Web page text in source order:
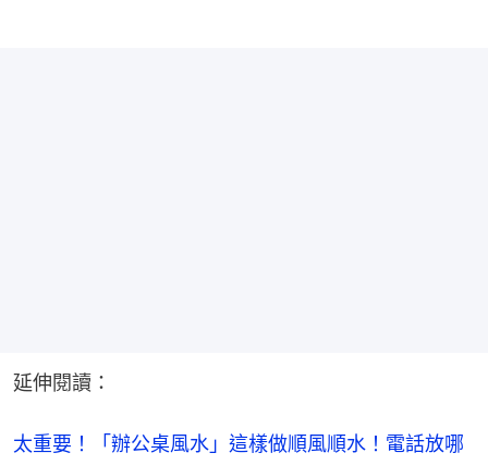
延伸閱讀：
太重要！「辦公桌風水」這樣做順風順水！電話放哪